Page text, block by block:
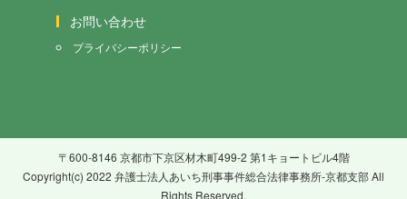
お問い合わせ
プライバシーポリシー
〒600-8146 京都市下京区材木町499-2 第1キョートビル4階
Copyright(c) 2022 弁護士法人あいち刑事事件総合法律事務所-京都支部 All
Rights Reserved.